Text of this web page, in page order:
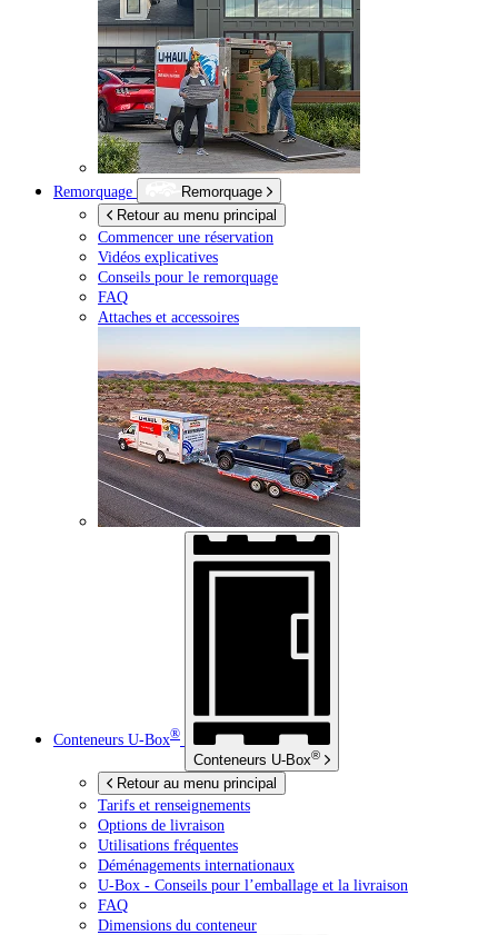
Remorquage
Remorquage
Retour au menu principal
Commencer une réservation
Vidéos explicatives
Conseils pour le remorquage
FAQ
Attaches et accessoires
Conteneurs U-Box®
Conteneurs U-Box®
Retour au menu principal
Tarifs et renseignements
Options de livraison
Utilisations fréquentes
Déménagements internationaux
U-Box - Conseils pour l’emballage et la livraison
FAQ
Dimensions du conteneur